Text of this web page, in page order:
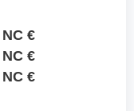
NC €
NC €
NC €